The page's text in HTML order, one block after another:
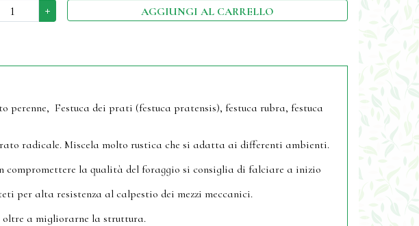
+ AGGIUNGI AL CARRELLO
perenne, Festuca dei prati (festuca pratensis), festuca rubra, festuca
radicale. Miscela molto rustica che si adatta ai differenti ambienti.
compromettere la qualità del foraggio si consiglia di falciare a inizio
per alta resistenza al calpestio dei mezzi meccanici.
oltre a migliorarne la struttura.